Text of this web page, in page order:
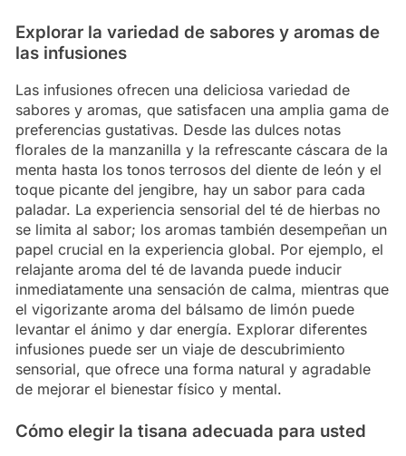
Explorar la variedad de sabores y aromas de
las infusiones
Las infusiones ofrecen una deliciosa variedad de
sabores y aromas, que satisfacen una amplia gama de
preferencias gustativas. Desde las dulces notas
florales de la manzanilla y la refrescante cáscara de la
menta hasta los tonos terrosos del diente de león y el
toque picante del jengibre, hay un sabor para cada
paladar. La experiencia sensorial del té de hierbas no
se limita al sabor; los aromas también desempeñan un
papel crucial en la experiencia global. Por ejemplo, el
relajante aroma del té de lavanda puede inducir
inmediatamente una sensación de calma, mientras que
el vigorizante aroma del bálsamo de limón puede
levantar el ánimo y dar energía. Explorar diferentes
infusiones puede ser un viaje de descubrimiento
sensorial, que ofrece una forma natural y agradable
de mejorar el bienestar físico y mental.
Cómo elegir la tisana adecuada para usted